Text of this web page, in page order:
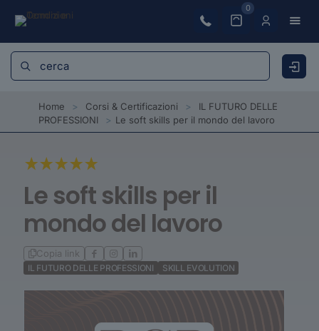
0
Home > Corsi & Certificazioni >
IL FUTURO DELLE
PROFESSIONI
> Le soft skills per il mondo del lavoro
Le soft skills per il
mondo del lavoro
Copia link
IL FUTURO DELLE PROFESSIONI SKILL EVOLUTION